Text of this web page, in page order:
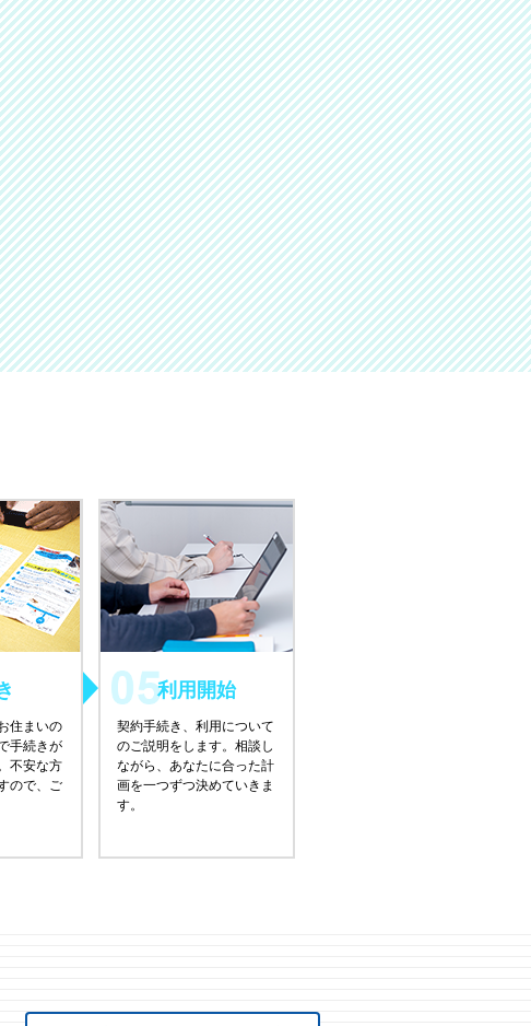
住まいの
手続きが
不安な方
ので、ご
利用開始
契約手続き、利用について
のご説明をします。相談し
ながら、あなたに合った計
画を一つずつ決めていきま
す。